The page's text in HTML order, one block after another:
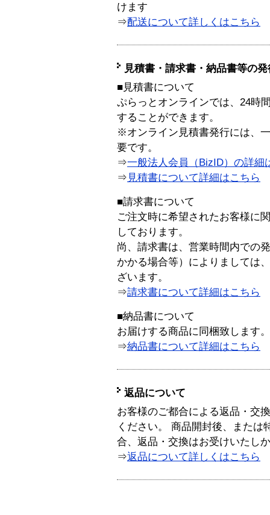
けます
⇒配送について詳しくはこちら
見積書・請求書・納品書等の
■見積書について
ぷらっとオンラインでは、24時
することができます。
※オンライン見積書発行には、
要です。
⇒一般法人会員（BizID）の詳細
⇒ 見積書について詳細はこちら
■請求書について
ご注文時に希望されたお客様に
しております。
尚、請求書は、営業時間内での
かかる場合等）によりましては
ざいます。
⇒請求書について詳細はこちら
■納品書について
お届けする商品に同梱致します。
⇒納品書について詳細はこちら
返品について
お客様のご都合による返品・交
ください。 商品開封後、または
合、返品・交換はお受けいたし
⇒返品について詳しくはこちら